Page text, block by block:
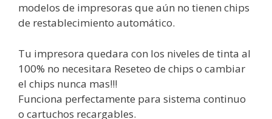
modelos de impresoras que aún no tienen chips
de restablecimiento automático.
Tu impresora quedara con los niveles de tinta al
100% no necesitara Reseteo de chips o cambiar
el chips nunca mas!!!
Funciona perfectamente para sistema continuo
o cartuchos recargables.